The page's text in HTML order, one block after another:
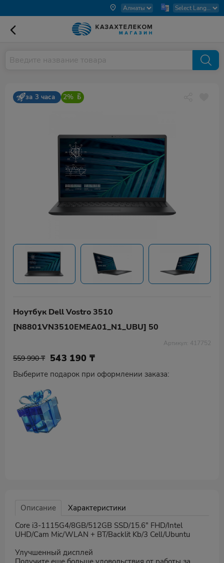
за 3 часа 2%
Ноутбук Dell Vostro 3510
[N8801VN3510EMEA01_N1_UBU] 50
Артикул: 417752
559 990 ₸ 543 190 ₸
Выберите подарок при оформлении заказа:
Описание
Характеристики
Core i3-1115G4/8GB/512GB SSD/15.6" FHD/Intel
UHD/Cam Mic/WLAN + BT/Backlit Kb/3 Cell/Ubuntu
Улучшенный дисплей